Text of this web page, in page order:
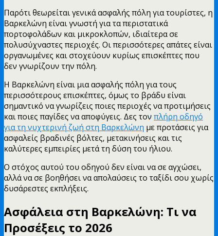
Παρότι θεωρείται γενικά ασφαλής πόλη για τουρίστες, η
Βαρκελώνη είναι γνωστή για τα περιστατικά
πορτοφολάδων και μικροκλοπών, ιδιαίτερα σε
πολυσύχναστες περιοχές. Οι περισσότερες απάτες είναι
οργανωμένες και στοχεύουν κυρίως επισκέπτες που
δεν γνωρίζουν την πόλη.
Η Βαρκελώνη είναι μια ασφαλής πόλη για τους
περισσότερους επισκέπτες, όμως το βράδυ είναι
σημαντικό να γνωρίζεις ποιες περιοχές να προτιμήσεις
και ποιες παγίδες να αποφύγεις. Δες τον πλήρη οδηγό
για τη νυχτερινή ζωή στη Βαρκελώνη με προτάσεις για
ασφαλείς βραδινές βόλτες, μετακινήσεις και τις
καλύτερες εμπειρίες μετά τη δύση του ήλιου.
Ο στόχος αυτού του οδηγού δεν είναι να σε αγχώσει,
αλλά να σε βοηθήσει να απολαύσεις το ταξίδι σου χωρίς
δυσάρεστες εκπλήξεις.
Ασφάλεια στη Βαρκελώνη: Τι να
Προσέξεις το 2026